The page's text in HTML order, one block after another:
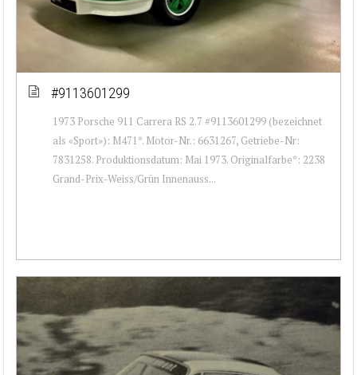
#9113601299
1973 Porsche 911 Carrera RS 2.7 #9113601299 (bezeichnet
als «Sport»): M471*. Motor-Nr.: 6631267, Getriebe-Nr:
7831258. Produktionsdatum: Mai 1973. Originalfarbe*: 2238
Grand-Prix-Weiss/Grün Innenauss...